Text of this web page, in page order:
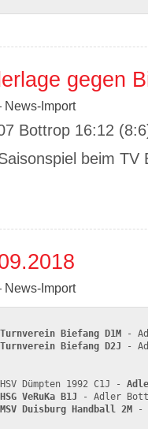
gegen
Import
Bottrop 16:12
beim TV
Import
Turnverein Biefang D1M -
Turnverein Biefang D2J -
Dümpten 1992 C1J -
HSG VeRuKa B1J - Adler
MSV Duisburg Handball 2M -